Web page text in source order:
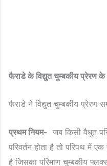
फैराडे के विद्युत चुम्बकीय प्रेरण के
फैराडे ने विद्युत चुम्बकीय प्रेरण
प्रथम नियम- जब किसी वैधुत
परिवर्तन होता है तो परिपथ में
है जिसका परिमाण चुम्बकीय